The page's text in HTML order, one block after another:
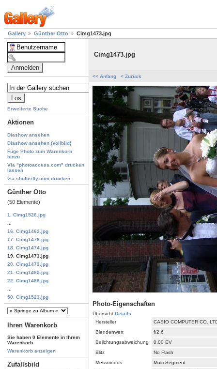
Gallery Günther Otto Cimg1473.jpg
Erweiterte Suche
Aktionen
Diashow ansehen
Diashow ansehen (Vollbild)
Füge Photo zum Warenkorb
hinzu
Via "photoaccess.com" drucken
lassen
via shutterfly.com drucken
Günther Otto
(50 Elemente)
1. Cimg1526.jpg
16. Cimg1462.jpg
17. Cimg1476.jpg
18. Cimg1474.jpg
19. Cimg1473.jpg
20. Cimg1472.jpg
21. Cimg1489.jpg
22. Cimg1488.jpg
50. Cimg1523.jpg
Ihren Warenkorb
Sie haben 0 Elemente in Ihrem
Warenkorb
Warenkorb anzeigen
Zufallsbild
Cimg1473.jpg
<< Anfang < Zurück
Photo-Eigenschaften
Übersicht Details
Hersteller
CASIO COMPUTER
Blendenwert
f/2,6
Belichtungsabweichung
0,00 EV
Blitz
No Flash
Messmodus
Multi-Segment